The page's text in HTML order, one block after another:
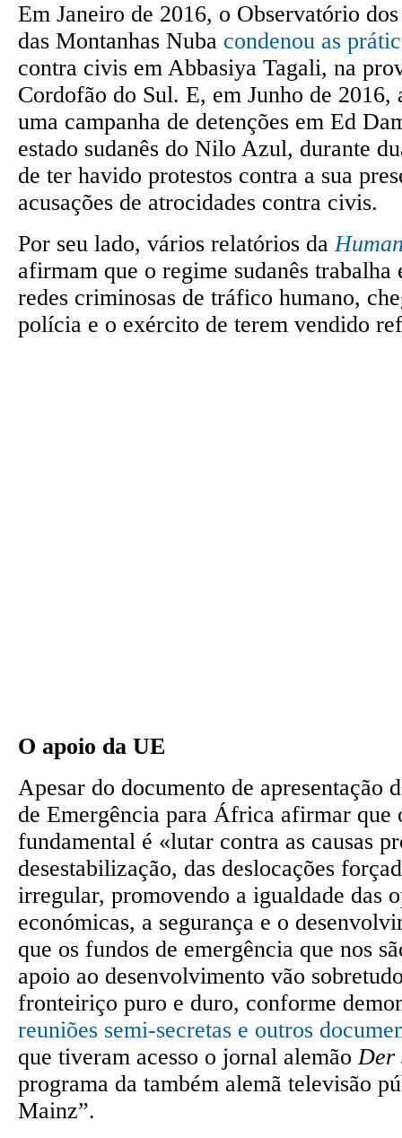
Em Janeiro de 2016, o Observatório
das Montanhas Nuba condenou as
contra civis em Abbasiya Tagali, na
Cordofão do Sul. E, em Junho de 2016,
uma campanha de detenções em Ed
estado sudanês do Nilo Azul, durante
de ter havido protestos contra a sua
acusações de atrocidades contra civis.
Por seu lado, vários relatórios da
afirmam que o regime sudanês
redes criminosas de tráfico humano,
polícia e o exército de terem vendido
O apoio da UE
Apesar do documento de apresentação
de Emergência para África afirmar que
fundamental é «lutar contra as causas
desestabilização, das deslocações
irregular, promovendo a igualdade das
económicas, a segurança e o
que os fundos de emergência que nos
apoio ao desenvolvimento vão
fronteiriço puro e duro, conforme
reuniões semi-secretas e outros
que tiveram acesso o jornal alemãoDer
programa da também alemã televisão
Mainz”.